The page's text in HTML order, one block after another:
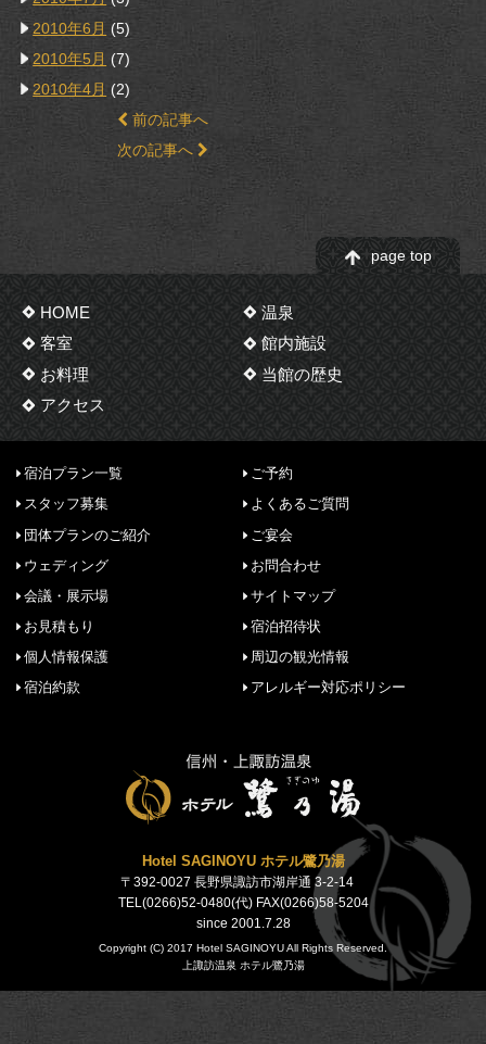
2010年6月 (5)
2010年5月 (7)
2010年4月 (2)
前の記事へ
次の記事へ
page top
HOME
温泉
客室
館内施設
お料理
当館の歴史
アクセス
宿泊プラン一覧
ご予約
スタッフ募集
よくあるご質問
団体プランのご紹介
ご宴会
ウェディング
お問合わせ
会議・展示場
サイトマップ
お見積もり
宿泊招待状
個人情報保護
周辺の観光情報
宿泊約款
アレルギー対応ポリシー
Hotel SAGINOYU ホテル鷺乃湯
〒392-0027 長野県諏訪市湖岸通 3-2-14
TEL(0266)52-0480(代) FAX(0266)58-5204
since 2001.7.28
Copyright (C) 2017 Hotel SAGINOYU All Rights Reserved.
上諏訪温泉 ホテル鷺乃湯